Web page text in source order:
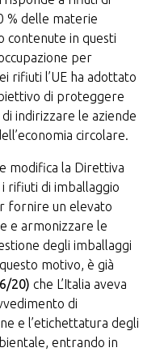
% delle materie
contenute in questi
per
rifiuti l’UE ha adottato
di proteggere
indirizzare le aziende
circolare.
modifica la Direttiva
rifiuti di imballaggio
fornire un elevato
e armonizzare le
degli imballaggi
motivo, è già
20) che L’Italia aveva
di
e l’etichettatura degli
entrando in